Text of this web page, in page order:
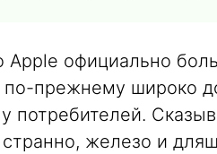
Apple официально
по-прежнему широко
потребителей.
странно, железо и